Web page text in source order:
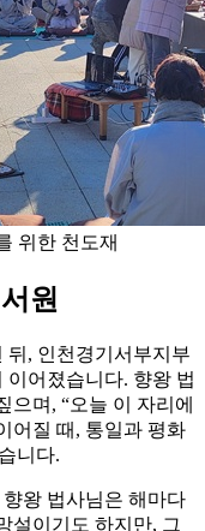
위한 천도재
원
뒤, 인천경기서부지부
어졌습니다. 향왕 법
으며, “오늘 이 자리에
어질 때, 통일과 평화
니다.
왕 법사님은 해마다
설이기도 하지만, 그